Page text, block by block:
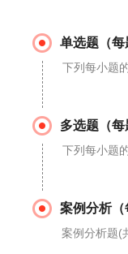
单选题（每
下列每小题
多选题（每
下列每小题
案例分析（
案例分析题(